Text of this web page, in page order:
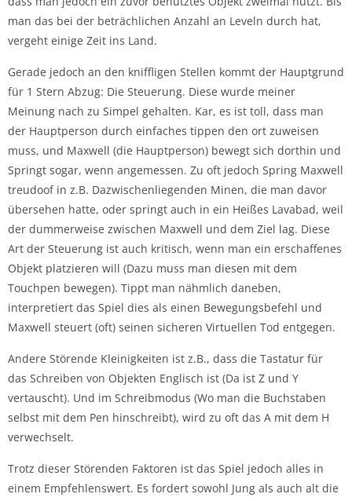
man das bei der beträchlichen Anzahl an Leveln durch hat,
vergeht einige Zeit ins Land.
Gerade jedoch an den kniffligen Stellen kommt der Hauptgrund
für 1 Stern Abzug: Die Steuerung. Diese wurde meiner
Meinung nach zu Simpel gehalten. Kar, es ist toll, dass man
der Hauptperson durch einfaches tippen den ort zuweisen
muss, und Maxwell (die Hauptperson) bewegt sich dorthin und
Springt sogar, wenn angemessen. Zu oft jedoch Spring Maxwell
treudoof in z.B. Dazwischenliegenden Minen, die man davor
übersehen hatte, oder springt auch in ein Heißes Lavabad, weil
der dummerweise zwischen Maxwell und dem Ziel lag. Diese
Art der Steuerung ist auch kritisch, wenn man ein erschaffenes
Objekt platzieren will (Dazu muss man diesen mit dem
Touchpen bewegen). Tippt man nähmlich daneben,
interpretiert das Spiel dies als einen Bewegungsbefehl und
Maxwell steuert (oft) seinen sicheren Virtuellen Tod entgegen.
Andere Störende Kleinigkeiten ist z.B., dass die Tastatur für
das Schreiben von Objekten Englisch ist (Da ist Z und Y
vertauscht). Und im Schreibmodus (Wo man die Buchstaben
selbst mit dem Pen hinschreibt), wird zu oft das A mit dem H
verwechselt.
Trotz dieser Störenden Faktoren ist das Spiel jedoch alles in
einem Empfehlenswert. Es fordert sowohl Jung als auch alt die